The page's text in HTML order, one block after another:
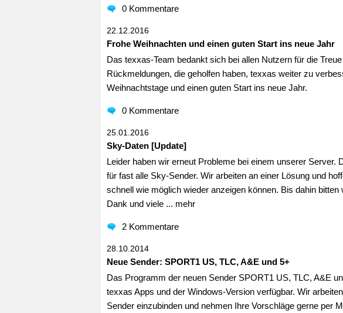
0 Kommentare
22.12.2016
Frohe Weihnachten und einen guten Start ins neue Jahr
Das texxas-Team bedankt sich bei allen Nutzern für die
Rückmeldungen, die geholfen haben, texxas weiter zu
Weihnachtstage und einen guten Start ins neue Jahr.
0 Kommentare
25.01.2016
Sky-Daten [Update]
Leider haben wir erneut Probleme bei einem unserer Server.
für fast alle Sky-Sender. Wir arbeiten an einer Lösung und
schnell wie möglich wieder anzeigen können. Bis dahin
Dank und viele ... mehr
2 Kommentare
28.10.2014
Neue Sender: SPORT1 US, TLC, A&E und 5+
Das Programm der neuen Sender SPORT1 US, TLC, A&E
texxas Apps und der Windows-Version verfügbar. Wir
Sender einzubinden und nehmen Ihre Vorschläge gerne per